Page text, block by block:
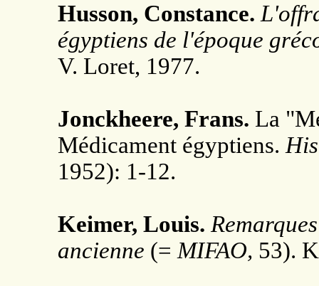
Husson, Constance.
égyptiens de l'époque
V. Loret, 1977.
Jonckheere, Frans. La
Médicament égyptiens.
1952): 1-12.
Keimer, Louis.
ancienne (= MIFAO, 53).